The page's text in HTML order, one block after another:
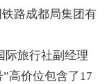
路成都局集团有
旅行社副经理
高价位包含了17